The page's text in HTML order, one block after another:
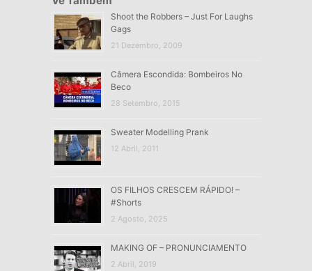
Shoot the Robbers – Just For Laughs
Gags
21 Dezembro, 2009
Câmera Escondida: Bombeiros No
Beco
28 Setembro, 2015
Sweater Modelling Prank
12 Abril, 2011
OS FILHOS CRESCEM RÁPIDO! –
#Shorts
2 Agosto, 2025
MAKING OF – PRONUNCIAMENTO
2 Abril, 2019